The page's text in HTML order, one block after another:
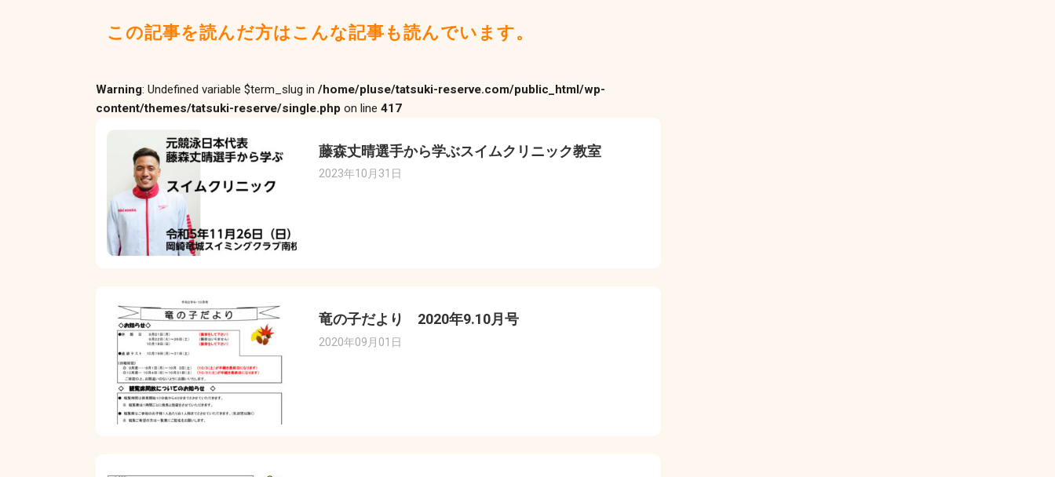
この記事を読んだ方はこんな記事も読んでいます。
Warning: Undefined variable $term_slug in /home/pluse/tatsuki-reserve.com/public_html/wp-
content/themes/tatsuki-reserve/single.php on line 417
藤森丈晴選手から学ぶスイムクリニック教室
2023年10月31日
竜の子だより 2020年9.10月号
2020年09月01日